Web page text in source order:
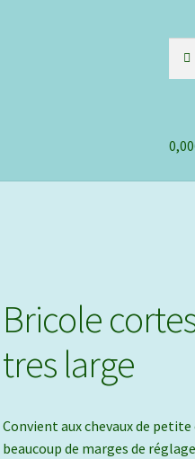
pour :
0,00
Bricole
tres large
Convient aux chevaux de
beaucoup de marges de